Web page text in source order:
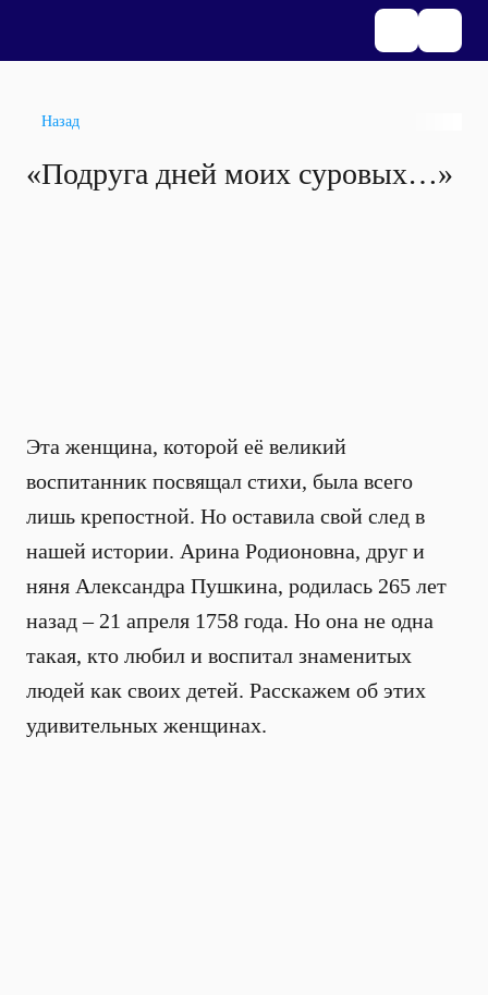
Назад
«Подруга дней моих суровых…»
Эта женщина, которой её великий
воспитанник посвящал стихи, была всего
лишь крепостной. Но оставила свой след в
нашей истории. Арина Родионовна, друг и
няня Александра Пушкина, родилась 265 лет
назад – 21 апреля 1758 года. Но она не одна
такая, кто любил и воспитал знаменитых
людей как своих детей. Расскажем об этих
удивительных женщинах.